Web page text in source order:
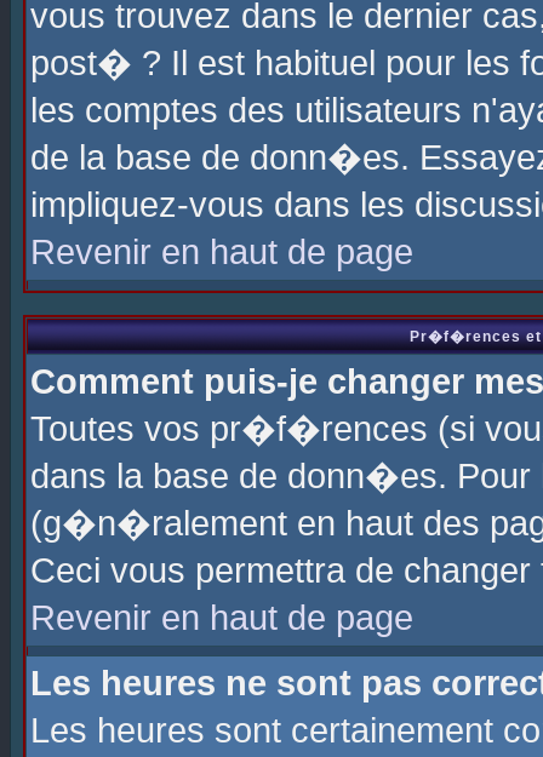
vous trouvez dans le dernier
post� ? Il est habituel pour les
les comptes des utilisateurs
de la base de donn�es.
impliquez-vous dans les
Revenir en haut de page
Pr�f�rences et
Comment puis-je changer
Toutes vos pr�f�rences (si
dans la base de donn�es.
(g�n�ralement en haut des
Ceci vous permettra de
Revenir en haut de page
Les heures ne sont pas
Les heures sont certainement